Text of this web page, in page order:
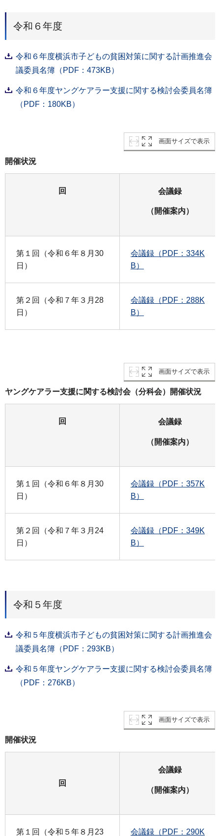
令和６年度
令和６年度横浜市子どもの貧困対策に関する計画推進会
議委員名簿（PDF：473KB）
令和６年度ヤングケアラー支援に関する検討会委員名簿
（PDF：180KB）
画面サイズで表示
開催状況
回 会議録
（開催案内）
第１回（令和６年８月30
日）
会議録（PDF：334K
B）
第２回（令和７年３月28
日）
会議録（PDF：288K
B）
画面サイズで表示
ヤングケアラー支援に関する検討会（分科会）開催状況
回 会議録
（開催案内）
第１回（令和６年８月30
日）
会議録（PDF：357K
B）
第２回（令和７年３月24
日）
会議録（PDF：349K
B）
令和５年度
令和５年度横浜市子どもの貧困対策に関する計画推進会
議委員名簿（PDF：293KB）
令和５年度ヤングケアラー支援に関する検討会委員名簿
（PDF：276KB）
画面サイズで表示
開催状況
回
会議録
（開催案内）
第１回（令和５年８月23 会議録（PDF：290K